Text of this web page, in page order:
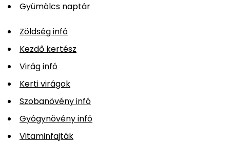
Gyümölcs naptár
Zöldség infó
Kezdő kertész
Virág infó
Kerti virágok
Szobanövény infó
Gyógynövény infó
Vitaminfajták